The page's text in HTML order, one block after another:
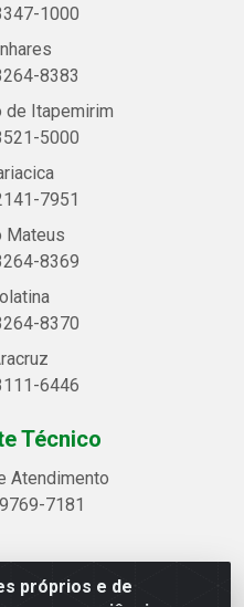
próprios e de
1000
8383
de Itapemirim
5000
7951
Mateus
8369
8370
6446
Técnico
Atendimento
7181
- Avenida Alegre, 2521 -